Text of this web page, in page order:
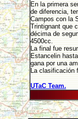
En la primera
de diferencia,
Campos con la
Trintignant que
décima de
4500cc.
La final fue
Estancelin
gana por una
La clasificación
UTaC Team.